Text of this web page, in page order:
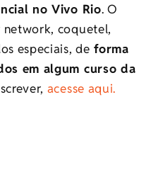
no Vivo Rio. O
coquetel,
especiais, de forma
em algum curso da
acesse aqui.